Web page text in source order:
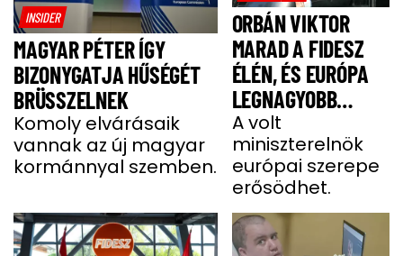
INSIDER
MAGYAR PÉTER ÍGY
BIZONYGATJA HŰSÉGÉT
BRÜSSZELNEK
Komoly elvárásaik
vannak az új magyar
kormánnyal szemben.
ORBÁN VIKTOR
MARAD A FIDESZ
ÉLÉN, ÉS EURÓPA
LEGNAGYOBB
JOBBOLDALI
SZÖVETSÉGÉT
ÉPÍTI TOVÁBB
A volt
miniszterelnök
európai szerepe
erősödhet.